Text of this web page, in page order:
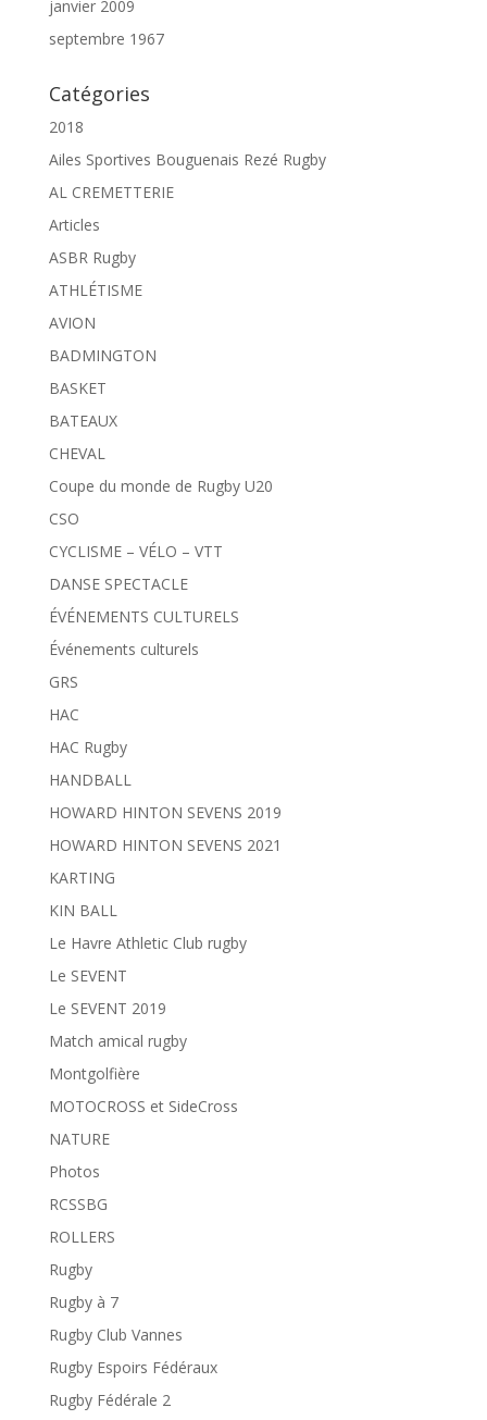
janvier 2009
septembre 1967
Catégories
2018
Ailes Sportives Bouguenais Rezé Rugby
AL CREMETTERIE
Articles
ASBR Rugby
ATHLÉTISME
AVION
BADMINGTON
BASKET
BATEAUX
CHEVAL
Coupe du monde de Rugby U20
CSO
CYCLISME – VÉLO – VTT
DANSE SPECTACLE
ÉVÉNEMENTS CULTURELS
Événements culturels
GRS
HAC
HAC Rugby
HANDBALL
HOWARD HINTON SEVENS 2019
HOWARD HINTON SEVENS 2021
KARTING
KIN BALL
Le Havre Athletic Club rugby
Le SEVENT
Le SEVENT 2019
Match amical rugby
Montgolfière
MOTOCROSS et SideCross
NATURE
Photos
RCSSBG
ROLLERS
Rugby
Rugby à 7
Rugby Club Vannes
Rugby Espoirs Fédéraux
Rugby Fédérale 2